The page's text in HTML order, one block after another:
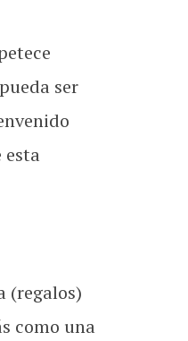
ser
esta
(regalos)
como una